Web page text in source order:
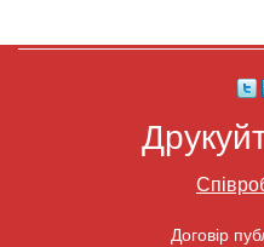
Договір